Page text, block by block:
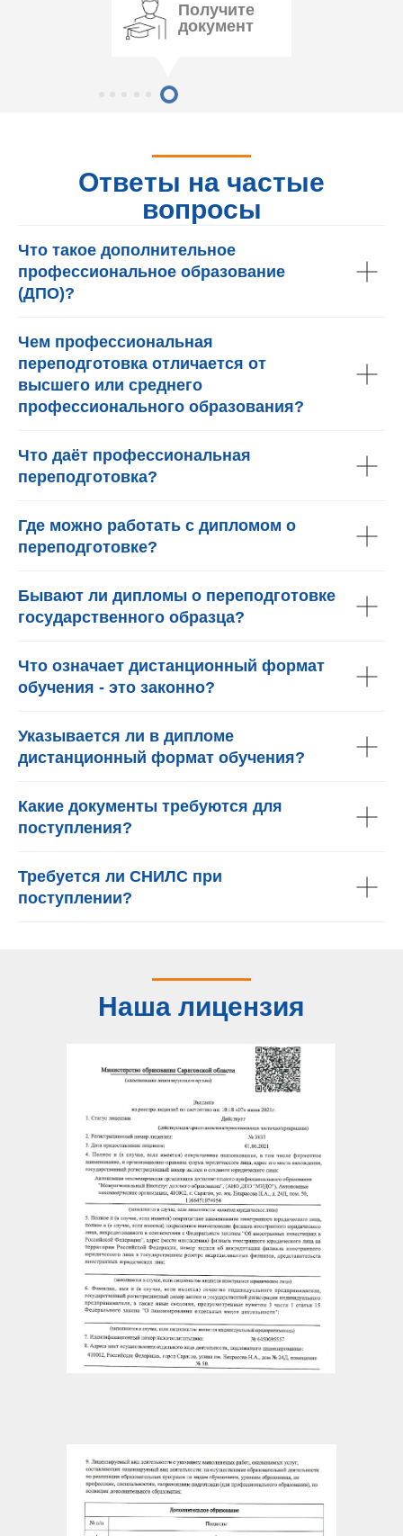
Получите
документ
Ответы на частые
вопросы
Что такое дополнительное
профессиональное образование
(ДПО)?
Чем профессиональная
переподготовка отличается от
высшего или среднего
профессионального образования?
Что даёт профессиональная
переподготовка?
Где можно работать с дипломом о
переподготовке?
Бывают ли дипломы о переподготовке
государственного образца?
Что означает дистанционный формат
обучения - это законно?
Указывается ли в дипломе
дистанционный формат обучения?
Какие документы требуются для
поступления?
Требуется ли СНИЛС при
поступлении?
Наша лицензия